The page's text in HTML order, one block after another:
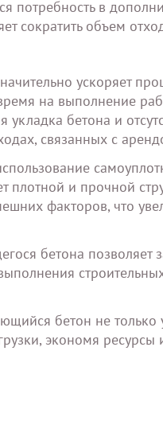
потребность в
сократить объем
ускоряет
на выполнение
укладка бетона и
связанных с
плотной и прочной
факторов, что
бетона позволяет
бетон не только
экономя